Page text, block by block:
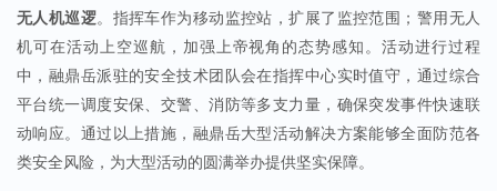
无人机巡逻。指挥车作为移动监控站，扩展了监控范围；警用无人
机可在活动上空巡航，加强上帝视角的态势感知。活动进行过程
中， 融鼎岳派驻的安全技术团队会在指挥中心实时值守，通过综合
平台统一调度安保、交警、消防等多支力量，确保突发事件快速联
动响应。通过以上措施，融鼎岳大型活动解决方案能够全面防范各
类安全风险，为大型活动的圆满举办提供坚实保障。